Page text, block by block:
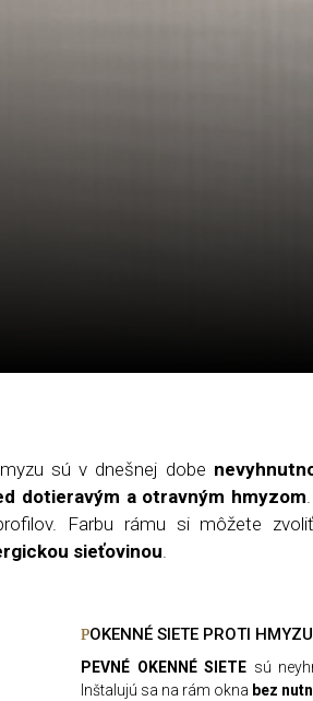
sú v dnešnej dobe
dotieravým a otravným hmyzom
Farbu rámu si môžete
sieťovinou.
OKENNÉ SIETE PROTI HMYZU
PEVNÉ OKENNÉ SIETE sú
Inštalujú sa na rám okna bez